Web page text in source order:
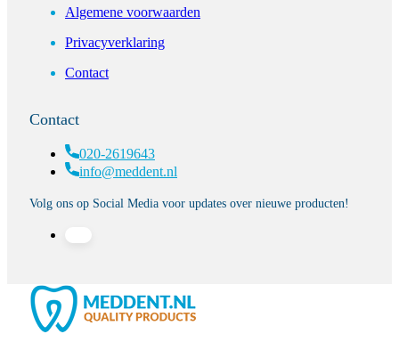
Algemene voorwaarden
Privacyverklaring
Contact
Contact
020-2619643
info@meddent.nl
Volg ons op Social Media voor updates over nieuwe producten!